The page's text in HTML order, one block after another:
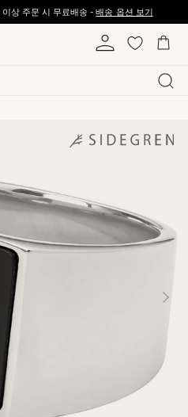
이상 주문 시 무료배송 -배송 옵션 보기